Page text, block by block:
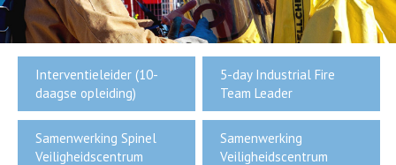
Interventieleider (10-
daagse opleiding)
5-day Industrial Fire
Team Leader
Samenwerking Spinel
Veiligheidscentrum
Samenwerking
Veiligheidscentrum